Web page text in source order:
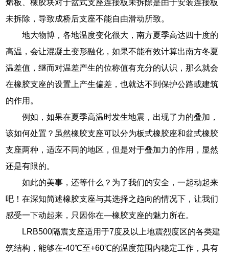
烯板、橡胶块对于盆式支座连接板未拆除是由于安装连接板
未拆除，导致成桥后支座不能自由滑动所致。
地大物博，各地温度变化很大，南方夏季高达四十度的
高温，会让混凝土变形融化，如果不能有效计算出南方冬夏
温差值，继而对温差产生的位称值有充分的认识，那么就会
在橡胶支座的设置上产生偏差，也就达不到保护公路或建筑
的作用。
例如，如果在夏季高温时发生地震，出现了力的叠加，
该如何处置？虽然橡胶支座可以分为板式橡胶座和盆式橡胶
支座两种，适应不同的地区，但是对于叠加力的作用，显然
还是有限的。
如此的美事，还等什么？为了我们的安全，一起动起来
吧！在深知简述橡胶支座与其选择之趋向的情况下，让我们
感受一下动起来，只因你在—橡胶支座的魅力所在。
LRB500隔震支座适用于7度及以上地震烈度区的各类建
筑结构，能够在-40℃至+60℃的温度范围内稳定工作，具有